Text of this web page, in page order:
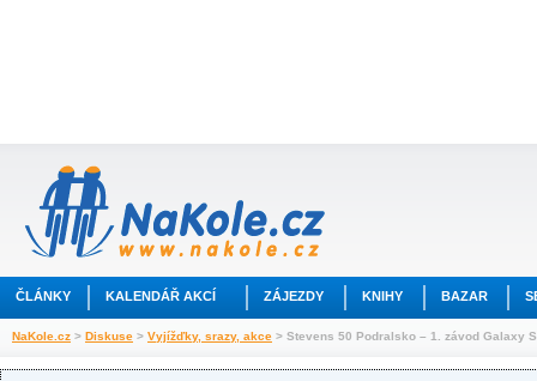
ČLÁNKY KALENDÁŘ AKCÍ ZÁJEZDY KNIHY BAZAR
NaKole.cz > Diskuse > Vyjížďky, srazy, akce > Stevens 50 Podralsko – 1. závod Galaxy